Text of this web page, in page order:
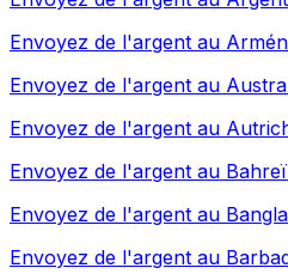
Envoyez de l'argent au
Envoyez de l'argent au
Envoyez de l'argent au
Envoyez de l'argent au
Envoyez de l'argent au
Envoyez de l'argent au